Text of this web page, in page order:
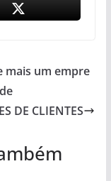
mais um empre
DE CLIENTES